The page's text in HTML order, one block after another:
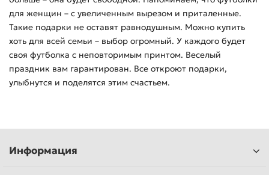
для женщин – с увеличенным вырезом и приталенные.
Такие подарки не оставят равнодушным. Можно купить
хоть для всей семьи – выбор огромный. У каждого будет
своя футболка с неповторимым принтом. Веселый
праздник вам гарантирован. Все откроют подарки,
улыбнутся и поделятся этим счастьем.
Информация